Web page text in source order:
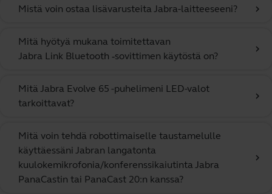
Mistä voin ostaa lisävarusteita Jabra-laitteeseeni? chevron_right
Mitä hyötyä mukana toimitettavan
Jabra Link Bluetooth ‑sovittimen käytöstä on?
chevron_right
Mitä Jabra Evolve 65 -puhelimeni LED-valot
tarkoittavat?
chevron_right
Mitä voin tehdä robottimaiselle taustamelulle
käyttäessäni Jabran langatonta
kuulokemikrofonia/konferenssikaiutinta Jabra
PanaCastin tai PanaCast 20:n kanssa?
chevron_right